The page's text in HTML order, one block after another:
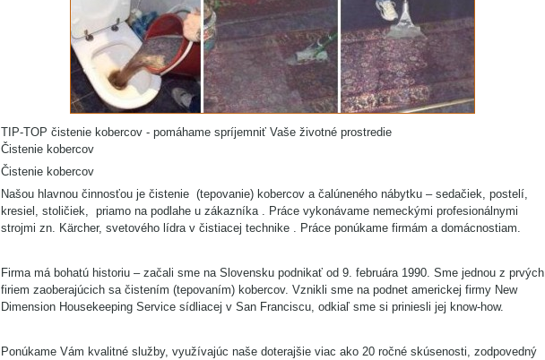
TIP-TOP čistenie kobercov - pomáhame spríjemniť Vaše životné prostredie
Čistenie kobercov
Čistenie kobercov
Našou hlavnou činnosťou je čistenie (tepovanie) kobercov a čalúneného nábytku – sedačiek, postelí,
kresiel, stoličiek, priamo na podlahe u zákazníka . Práce vykonávame nemeckými profesionálnymi
strojmi zn. Kärcher, svetového lídra v čistiacej technike . Práce ponúkame firmám a domácnostiam.
Firma má bohatú historiu – začali sme na Slovensku podnikať od 9. februára 1990. Sme jednou z prvých
firiem zaoberajúcich sa čistením (tepovaním) kobercov. Vznikli sme na podnet americkej firmy New
Dimension Housekeeping Service sídliacej v San Franciscu, odkiaľ sme si priniesli jej know-how.
Ponúkame Vám kvalitné služby, využívajúc naše doterajšie viac ako 20 ročné skúsenosti, zodpovedný